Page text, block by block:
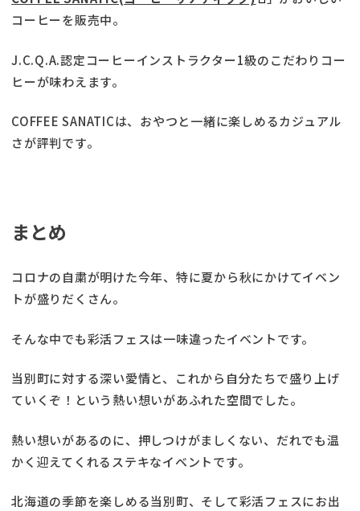
コーヒーを販売中。
J.C.Q.A.認定コーヒーインストラクター1級のこだわりコー
ヒーが味わえます。
COFFEE SANATICは、おやつと一緒に楽しめるカジュアル
さが評判です。
まとめ
コロナの自粛が明けた今年、特に夏から秋にかけてイベン
トが盛りだくさん。
そんな中でも彩活フェスは一味違ったイベントです。
当別町に対する深い愛情と、これから自分たちで盛り上げ
ていくぞ！という熱い想いがあふれた空間でした。
熱い想いがあるのに、押しつけがましくない、だれでも温
かく迎えてくれるステキなイベントです。
北海道の季節を楽しめる当別町、そして彩活フェスにお出